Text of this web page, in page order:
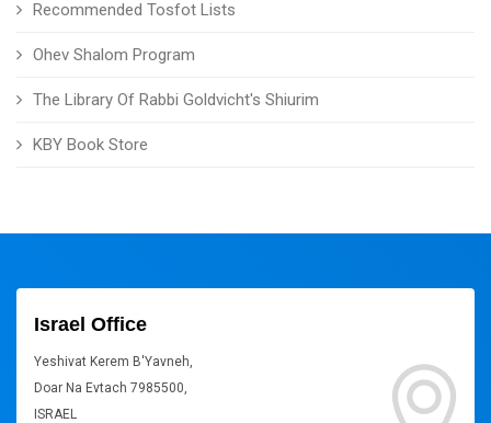
Recommended Tosfot Lists
Ohev Shalom Program
The Library Of Rabbi Goldvicht's Shiurim
KBY Book Store
Israel Office
Yeshivat Kerem B'Yavneh,
Doar Na Evtach 7985500,
ISRAEL